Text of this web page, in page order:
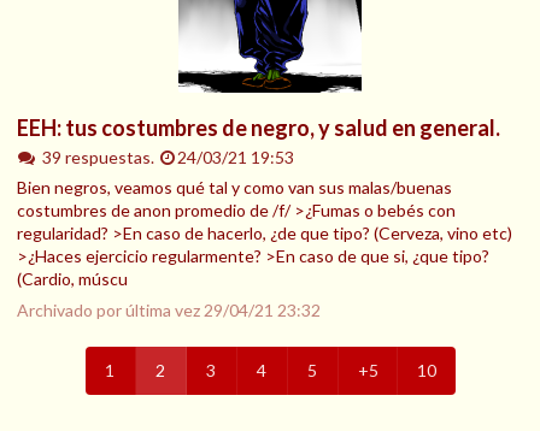
EEH: tus costumbres de negro, y salud en general.
39 respuestas.
24/03/21 19:53
Bien negros, veamos qué tal y como van sus malas/buenas
costumbres de anon promedio de /f/ >¿Fumas o bebés con
regularidad? >En caso de hacerlo, ¿de que tipo? (Cerveza, vino etc)
>¿Haces ejercicio regularmente? >En caso de que si, ¿que tipo?
(Cardio, múscu
Archivado por última vez 29/04/21 23:32
1 2 3 4 5 +5 10